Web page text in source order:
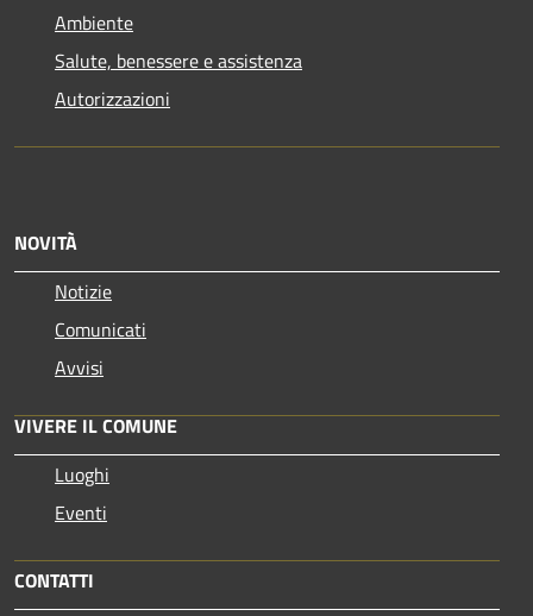
Ambiente
Salute, benessere e assistenza
Autorizzazioni
NOVITÀ
Notizie
Comunicati
Avvisi
VIVERE IL COMUNE
Luoghi
Eventi
CONTATTI